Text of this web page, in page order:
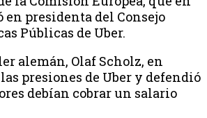
en presidenta del Consejo
Públicas de Uber.
alemán, Olaf Scholz, en
presiones de Uber y defendió
debían cobrar un salario